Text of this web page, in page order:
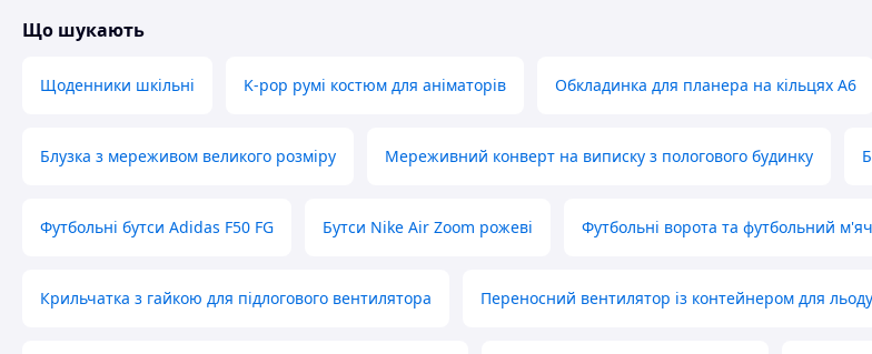
Що шукають
Щоденники шкільні K-pop румі костюм для аніматорів Обкладинка для планера на кільцях А6
Блузка з мереживом великого розміру Мереживний конверт на виписку з пологового будинку
Футбольні бутси Adidas F50 FG Бутси Nike Air Zoom рожеві Футбольні ворота та футбольний м'яч
Крильчатка з гайкою для підлогового вентилятора Переносний вентилятор із контейнером для льоду